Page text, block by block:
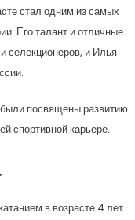
стал одним из самых
Его талант и отличные
селекционеров, и Илья
посвящены развитию
спортивной карьере.
в возрасте 4 лет.